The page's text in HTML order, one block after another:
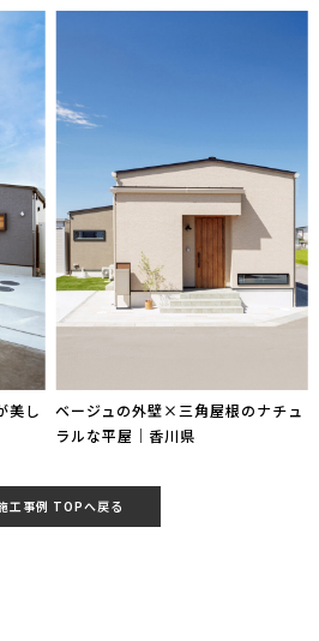
美し
ベージュの外壁×三角屋根のナチュ
ラルな平屋｜香川県
工事例 TOPへ戻る